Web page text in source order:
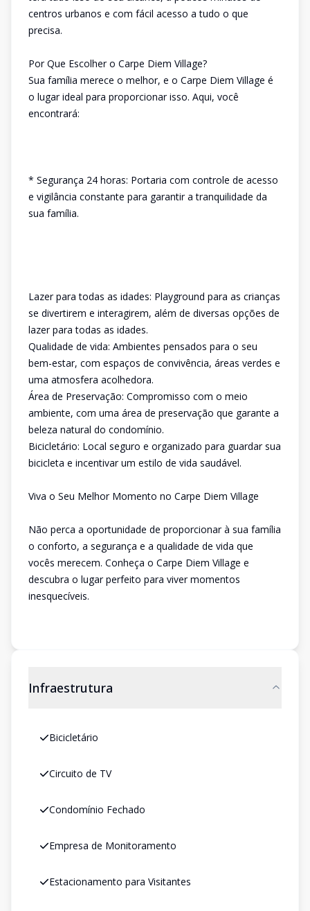
centros urbanos e com fácil acesso a tudo o que
precisa.
Por Que Escolher o Carpe Diem Village?
Sua família merece o melhor, e o Carpe Diem Village é
o lugar ideal para proporcionar isso. Aqui, você
encontrará:
* Segurança 24 horas: Portaria com controle de acesso
e vigilância constante para garantir a tranquilidade da
sua família.
Lazer para todas as idades: Playground para as crianças
se divertirem e interagirem, além de diversas opções de
lazer para todas as idades.
Qualidade de vida: Ambientes pensados para o seu
bem-estar, com espaços de convivência, áreas verdes e
uma atmosfera acolhedora.
Área de Preservação: Compromisso com o meio
ambiente, com uma área de preservação que garante a
beleza natural do condomínio.
Bicicletário: Local seguro e organizado para guardar sua
bicicleta e incentivar um estilo de vida saudável.
Viva o Seu Melhor Momento no Carpe Diem Village
Não perca a oportunidade de proporcionar à sua família
o conforto, a segurança e a qualidade de vida que
vocês merecem. Conheça o Carpe Diem Village e
descubra o lugar perfeito para viver momentos
inesquecíveis.
Infraestrutura
Bicicletário
Circuito de TV
Condomínio Fechado
Empresa de Monitoramento
Estacionamento para Visitantes